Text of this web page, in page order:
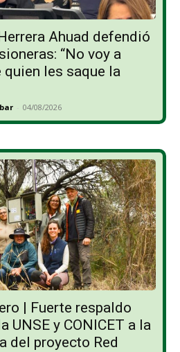
Ahuad defendió
“No voy a
les saque la
- 04/08/2026
| Fuerte respaldo
UNSE y CONICET a la
del proyecto Red